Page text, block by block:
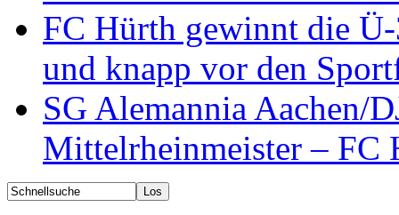
FC Hürth gewinnt die
und knapp vor den
SG Alemannia Aachen/
Mittelrheinmeister – FC